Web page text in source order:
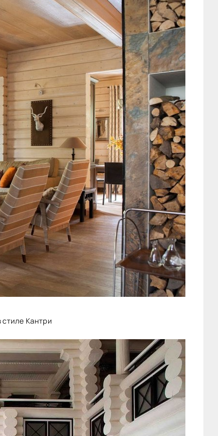
Кантри